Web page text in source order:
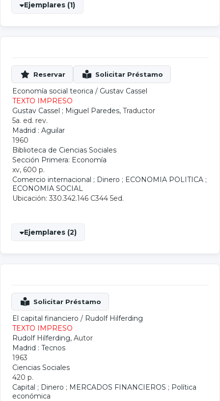
Ejemplares (1)
Economía social teorica / Gustav Cassel
TEXTO IMPRESO
Gustav Cassel ; Miguel Paredes, Traductor
5a. ed. rev.
Madrid : Aguilar
1960
Biblioteca de Ciencias Sociales
Sección Primera: Economía
xv, 600 p.
Comercio internacional ; Dinero ; ECONOMIA POLITICA ;
ECONOMIA SOCIAL
Ubicación: 330.342.146 C344 5ed.
Ejemplares (2)
El capital financiero / Rudolf Hilferding
TEXTO IMPRESO
Rudolf Hilferding, Autor
Madrid : Tecnos
1963
Ciencias Sociales
420 p.
Capital ; Dinero ; MERCADOS FINANCIEROS ; Política
económica